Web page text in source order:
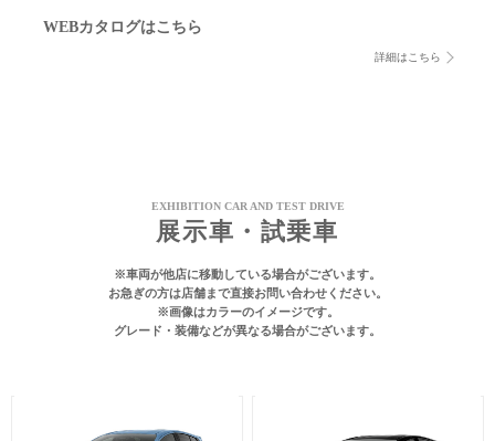
WEBカタログはこちら
詳細はこちら
EXHIBITION CAR AND TEST DRIVE
展示車・試乗車
※車両が他店に移動している場合がございます。
お急ぎの方は店舗まで直接お問い合わせください。
※画像はカラーのイメージです。
グレード・装備などが異なる場合がございます。